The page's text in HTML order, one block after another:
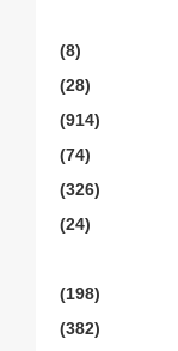
(8)
(28)
(914)
(74)
(326)
(24)
(198)
(382)